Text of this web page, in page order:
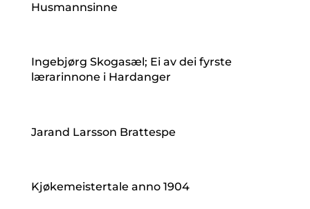
Husmannsinne
Ingebjørg Skogasæl; Ei av dei fyrste
lærarinnone i Hardanger
Jarand Larsson Brattespe
Kjøkemeistertale anno 1904